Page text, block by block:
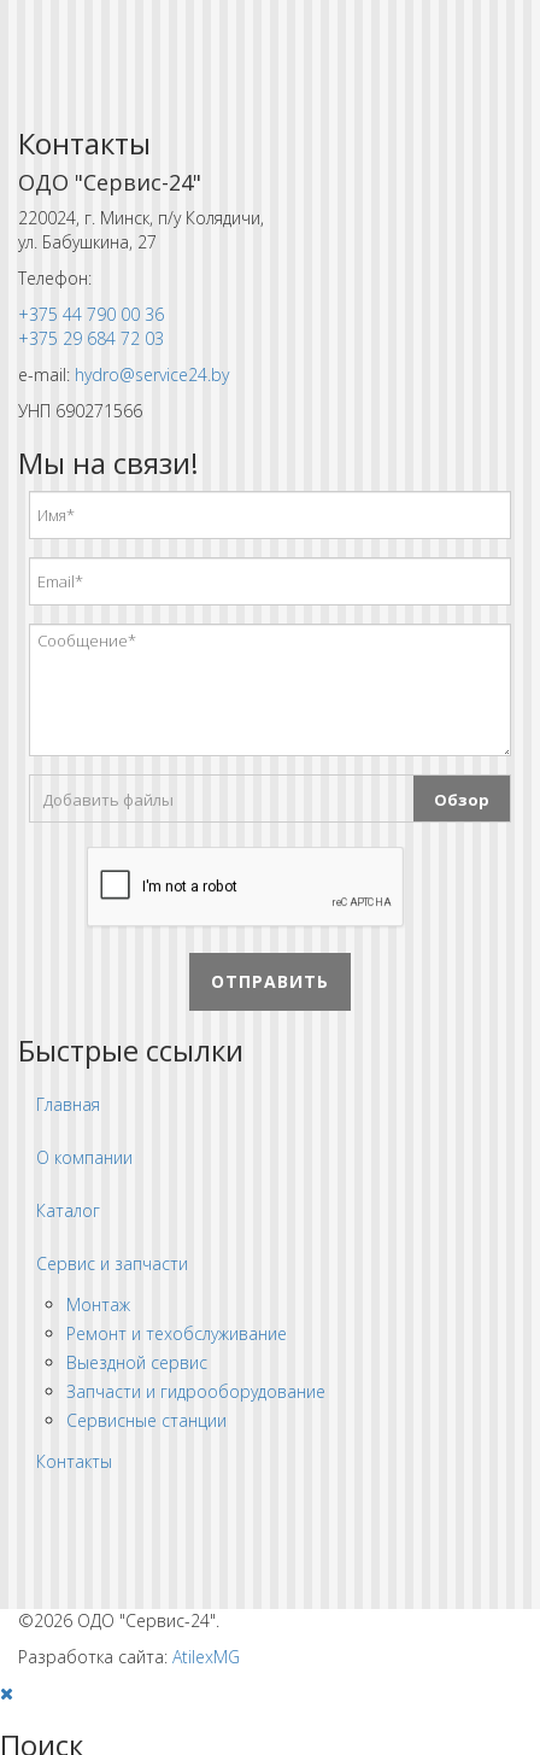
Контакты
ОДО "Сервис-24"
220024, г. Минск, п/у Колядичи,
ул. Бабушкина, 27
Телефон:
+375 44 790 00 36
+375 29 684 72 03
e-mail: hydro@service24.by
УНП 690271566
Мы на связи!
Добавить файлы Обзор
ОТПРАВИТЬ
Быстрые ссылки
Главная
О компании
Каталог
Сервис и запчасти
Монтаж
Ремонт и техобслуживание
Выездной сервис
Запчасти и гидрооборудование
Сервисные станции
Контакты
©2026 ОДО "Сервис-24".
Разработка сайта: AtilexMG
Поиск